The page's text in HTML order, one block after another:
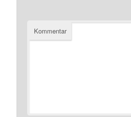
Kommentar